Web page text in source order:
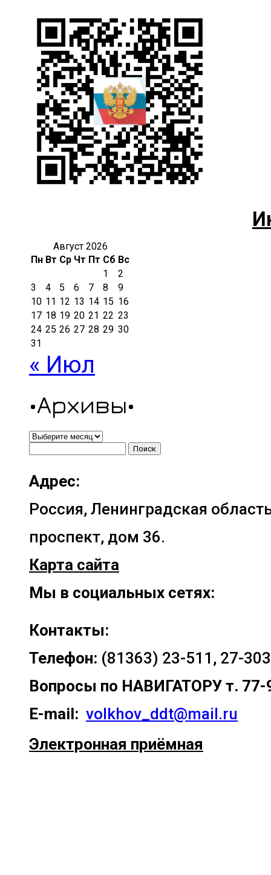
Август 2026
Пн Вт Ср Чт Пт Сб Вс
1
2
3
4 5 6 7 8
9
10 11 12 13 14 15 16
17 18 19 20 21 22 23
24 25 26 27 28 29 30
31
« Июл
•Архивы•
•Архивы•
Адрес:
Россия, Ленинградская
проспект, дом 36.
Карта сайта
Мы в социальных сетях:
Контакты:
Телефон: (81363) 23-511, 27-303
Вопросы по НАВИГАТОРУ т. 77-
E-mail: volkhov_ddt@mail.ru
Электронная приёмная